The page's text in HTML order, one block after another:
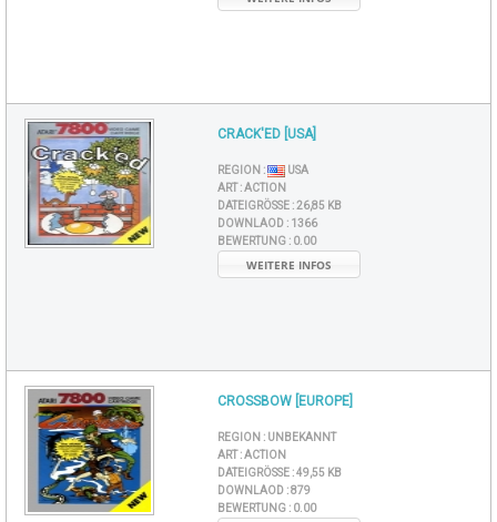
CRACK'ED [USA]
REGION :
USA
ART :ACTION
DATEIGRÖSSE : 26,85 KB
DOWNLAOD : 1366
BEWERTUNG : 0.00
WEITERE INFOS
CROSSBOW [EUROPE]
REGION : UNBEKANNT
ART :ACTION
DATEIGRÖSSE : 49,55 KB
DOWNLAOD :879
BEWERTUNG : 0.00